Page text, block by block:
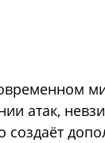
атак,